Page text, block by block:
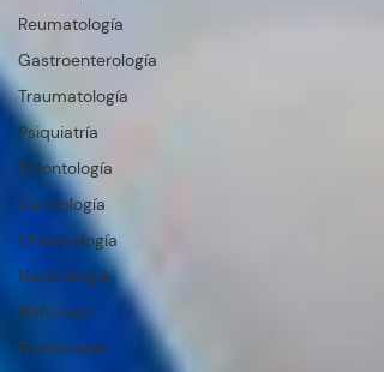
Reumatología
Gastroenterología
Traumatología
Psiquiatría
Odontología
Cardiología
Oftalmología
Neumología
Nefrologo
Fisioterapia